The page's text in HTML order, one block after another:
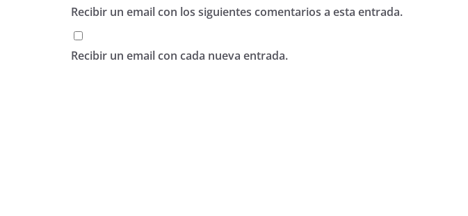
Recibir un email con los siguientes comentarios a esta entrada.
Recibir un email con cada nueva entrada.